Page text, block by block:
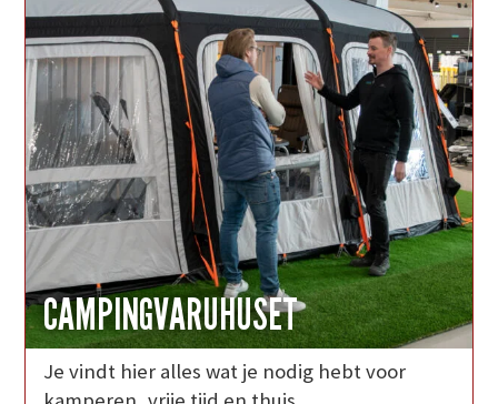
CAMPINGVARUHUSET
Je vindt hier alles wat je nodig hebt voor